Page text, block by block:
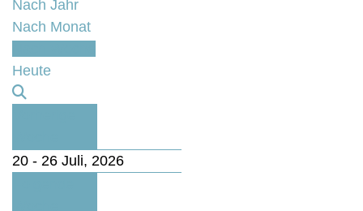
Nach Jahr
Nach Monat
Heute
20 - 26 Juli, 2026